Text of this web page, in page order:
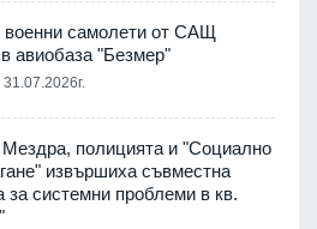
военни самолети от САЩ
авиобаза "Безмер"
31.07.2026г.
полицията и "Социално
извършиха съвместна
за системни проблеми в кв.